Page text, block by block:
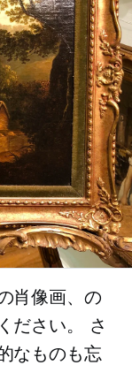
肖像画、の
ださい。 さ
なものも忘